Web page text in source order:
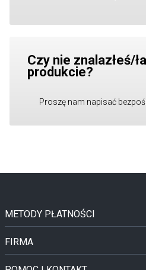
Czy nie znalazłeś/
produkcie?
Proszę nam napisać
METODY PŁATNOŚCI
FIRMA